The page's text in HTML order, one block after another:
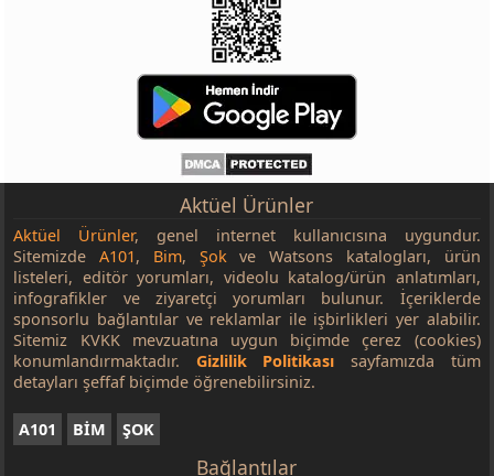
Aktüel Ürünler
Aktüel Ürünler, genel internet kullanıcısına uygundur.
SitemizdeA101, Bim, Şokve Watsons katalogları, ürün
listeleri, editör yorumları, videolu katalog/ürün anlatımları,
infografikler ve ziyaretçi yorumları bulunur. İçeriklerde
sponsorlu bağlantılar ve reklamlar ile işbirlikleri yer alabilir.
Sitemiz KVKK mevzuatına uygun biçimde çerez (cookies)
konumlandırmaktadır. Gizlilik Politikası sayfamızda tüm
detayları şeffaf biçimde öğrenebilirsiniz.
A101 BİM ŞOK
Bağlantılar